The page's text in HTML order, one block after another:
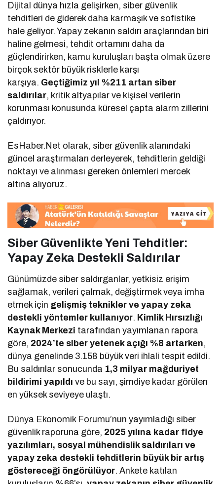
Dijital dünya hızla gelişirken, siber güvenlik
tehditleri de giderek daha karmaşık ve sofistike
hale geliyor. Yapay zekanın saldırı araçlarından biri
haline gelmesi, tehdit ortamını daha da
güçlendirirken, kamu kuruluşları başta olmak üzere
birçok sektör büyük risklerle karşı
karşıya. Geçtiğimiz yıl %211 artan siber
saldırılar, kritik altyapılar ve kişisel verilerin
korunması konusunda küresel çapta alarm zillerini
çaldırıyor.
EsHaber.Net olarak, siber güvenlik alanındaki
güncel araştırmaları derleyerek, tehditlerin geldiği
noktayı ve alınması gereken önlemleri mercek
altına alıyoruz.
Siber Güvenlikte Yeni Tehditler:
Yapay Zeka Destekli Saldırılar
Günümüzde siber saldırganlar, yetkisiz erişim
sağlamak, verileri çalmak, değiştirmek veya imha
etmek için gelişmiş teknikler ve yapay zeka
destekli yöntemler kullanıyor. Kimlik Hırsızlığı
Kaynak Merkezi tarafından yayımlanan rapora
göre, 2024’te siber yetenek açığı %8 artarken,
dünya genelinde 3.158 büyük veri ihlali tespit edildi.
Bu saldırılar sonucunda 1,3 milyar mağduriyet
bildirimi yapıldı ve bu sayı, şimdiye kadar görülen
en yüksek seviyeye ulaştı.
Dünya Ekonomik Forumu’nun yayımladığı siber
güvenlik raporuna göre, 2025 yılına kadar fidye
yazılımları, sosyal mühendislik saldırıları ve
yapay zeka destekli tehditlerin büyük bir artış
göstereceği öngörülüyor. Ankete katılan